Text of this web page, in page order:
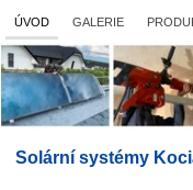
ÚVOD GALERIE
Solární systémy